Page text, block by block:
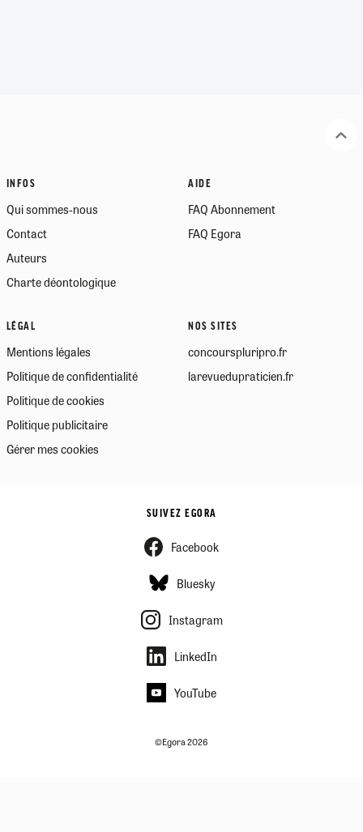
INFOS
Qui sommes-nous
Contact
Auteurs
Charte déontologique
AIDE
FAQ Abonnement
FAQ Egora
LÉGAL
Mentions légales
Politique de confidentialité
Politique de cookies
Politique publicitaire
Gérer mes cookies
NOS SITES
concourspluripro.fr
larevuedupraticien.fr
SUIVEZ EGORA
Facebook
Bluesky
Instagram
LinkedIn
YouTube
©Egora 2026